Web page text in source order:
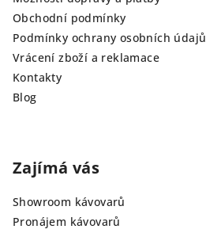
Obchodní podmínky
Podmínky ochrany osobních údajů
Vrácení zboží a reklamace
Kontakty
Blog
Zajímá vás
Showroom kávovarů
Pronájem kávovarů